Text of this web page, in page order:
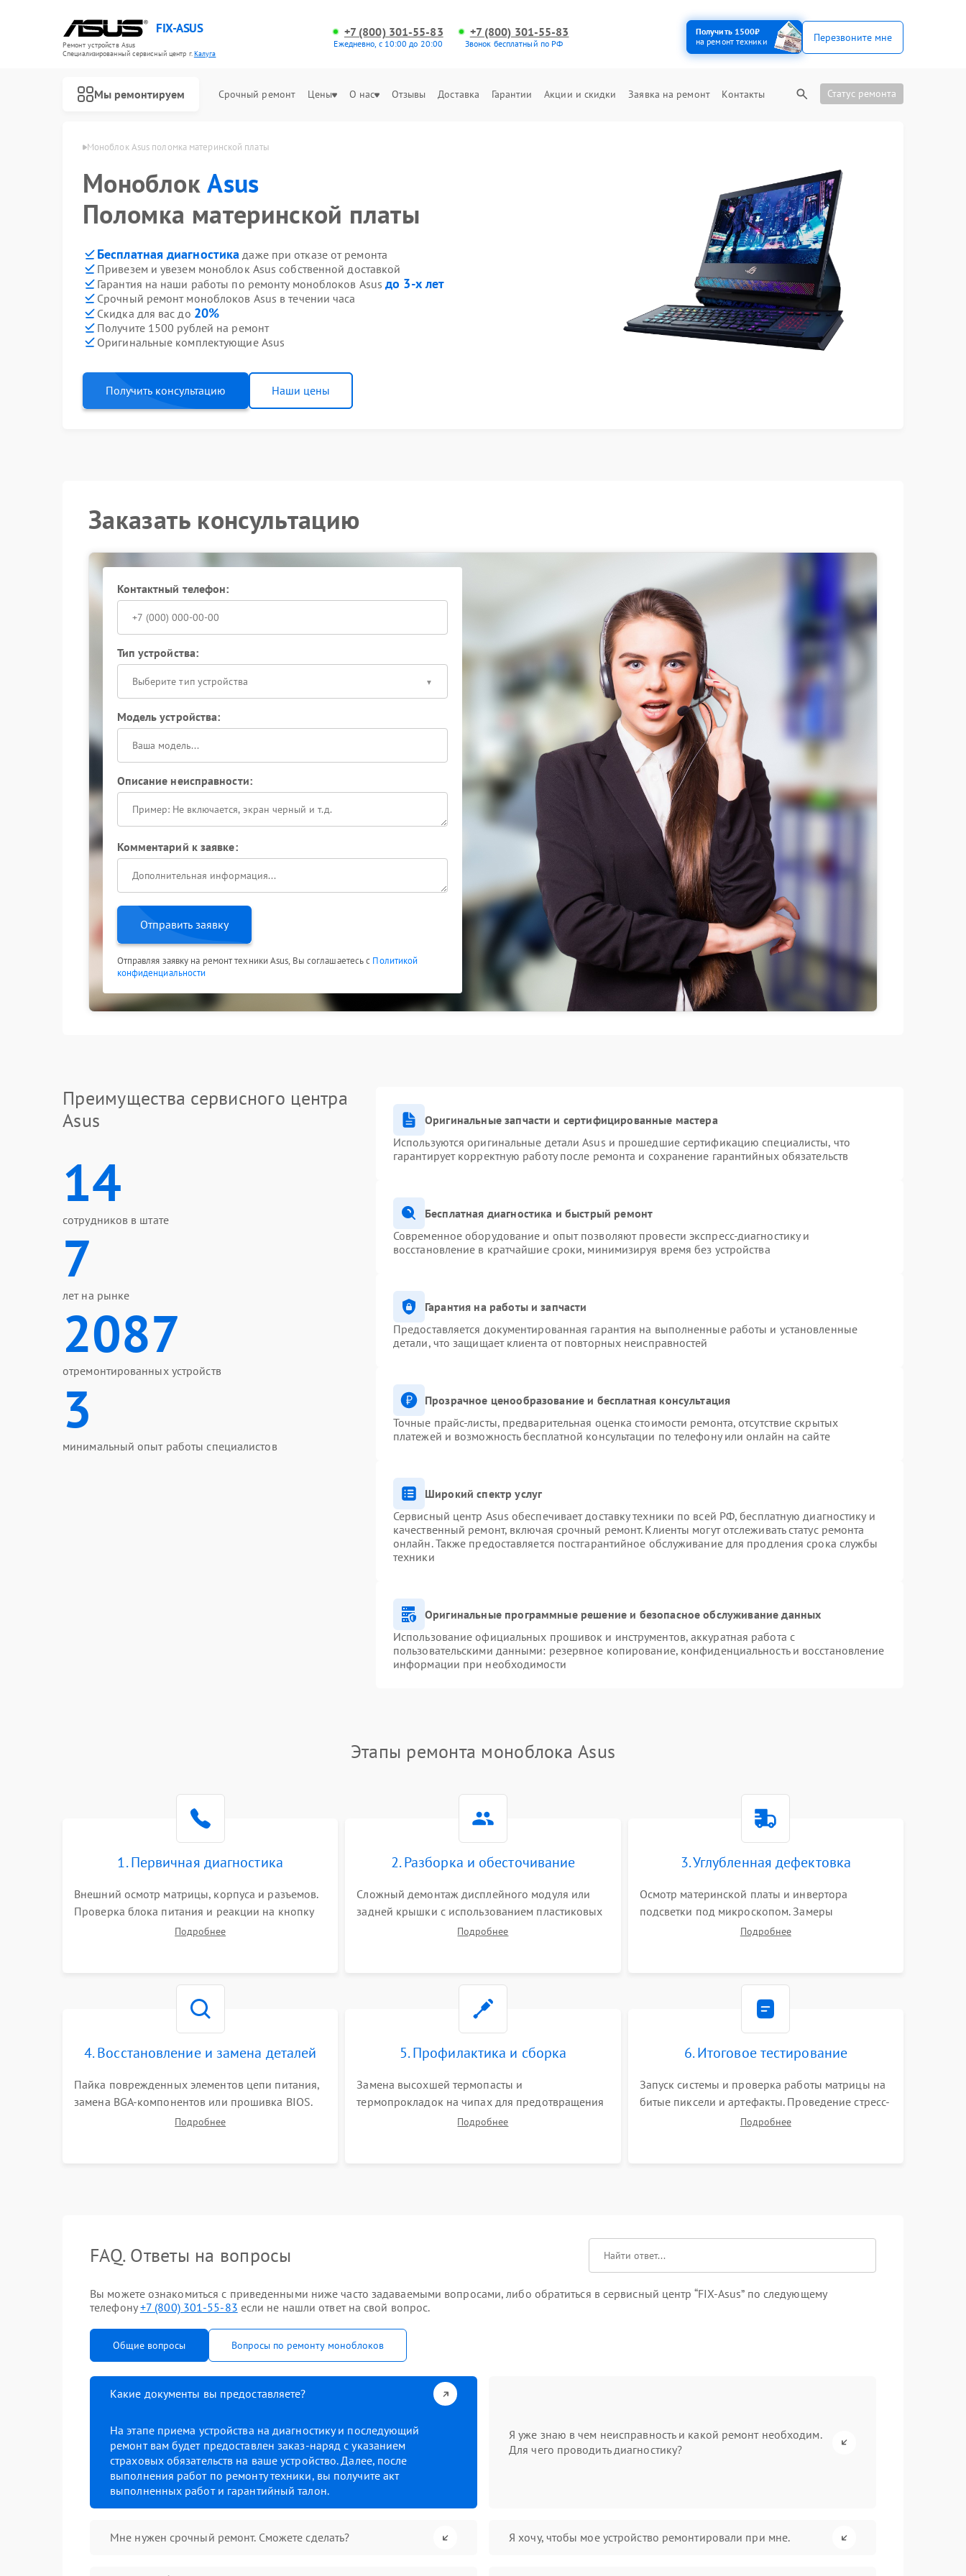
FIX-ASUS
Ремонт устройств Asus
Специализированный cервисный центр г.Калуга
+7 (800) 301-55-83
Ежедневно, с 10:00 до 20:00
+7 (800) 301-55-83
Звонок бесплатный по РФ
Получить 1500₽
на ремонт техники
Перезвоните мне
Мы ремонтируем Срочный ремонт Цены О нас Отзывы Доставка Гарантии Акции и скидки Заявка на ремонт Контакты Статус ремонта
Моноблок Asus поломка материнской платы
МоноблокAsus
Поломка материнской платы
Бесплатная диагностика даже при отказе от ремонта
Привезем и увезем моноблок Asus собственной доставкой
Гарантия на наши работы по ремонту моноблоков Asusдо 3-х лет
Срочный ремонт моноблоков Asus в течении часа
Скидка для вас до 20%
Получите 1500 рублей на ремонт
Оригинальные комплектующие Asus
Получить консультацию Наши цены
Заказать консультацию
Контактный телефон:
Тип устройства:
Выберите тип устройства
Модель устройства:
Описание неисправности:
Комментарий к заявке:
Отправить заявку
Отправляя заявку на ремонт техники Asus, Вы соглашаетесь с Политикой
конфиденциальности
Преимущества сервисного центра
Asus
14
сотрудников в штате
7
лет на рынке
2087
отремонтированных устройств
3
минимальный опыт работы специалистов
Оригинальные запчасти и сертифицированные мастера
Используются оригинальные детали Asus и прошедшие сертификацию специалисты, что
гарантирует корректную работу после ремонта и сохранение гарантийных обязательств
Бесплатная диагностика и быстрый ремонт
Современное оборудование и опыт позволяют провести экспресс-диагностику и
восстановление в кратчайшие сроки, минимизируя время без устройства
Гарантия на работы и запчасти
Предоставляется документированная гарантия на выполненные работы и установленные
детали, что защищает клиента от повторных неисправностей
Прозрачное ценообразование и бесплатная консультация
Точные прайс-листы, предварительная оценка стоимости ремонта, отсутствие скрытых
платежей и возможность бесплатной консультации по телефону или онлайн на сайте
Широкий спектр услуг
Сервисный центр Asus обеспечивает доставку техники по всей РФ, бесплатную диагностику и
качественный ремонт, включая срочный ремонт. Клиенты могут отслеживать статус ремонта
онлайн. Также предоставляется постгарантийное обслуживание для продления срока службы
техники
Оригинальные программные решение и безопасное обслуживание данных
Использование официальных прошивок и инструментов, аккуратная работа с
пользовательскими данными: резервное копирование, конфиденциальность и восстановление
информации при необходимости
Этапы ремонта моноблока Asus
1. Первичная диагностика
Внешний осмотр матрицы, корпуса и разъемов.
Проверка блока питания и реакции на кнопку
включения. Оценка изображения, звука и
Подробнее
2. Разборка и обесточивание
Сложный демонтаж дисплейного модуля или
задней крышки с использованием пластиковых
лопаток. Обязательное отключение шлейфов
Подробнее
3. Углубленная дефектовка
Осмотр материнской платы и инвертора
подсветки под микроскопом. Замеры
напряжений в цепях питания процессора и
Подробнее
4. Восстановление и замена деталей
Пайка поврежденных элементов цепи питания,
замена BGA-компонентов или прошивка BIOS.
Ремонт подсветки матрицы, замена
Подробнее
5. Профилактика и сборка
Замена высохшей термопасты и
термопрокладок на чипах для предотвращения
перегрева. Аккуратная укладка кабелей,
Подробнее
6. Итоговое тестирование
Запуск системы и проверка работы матрицы на
битые пиксели и артефакты. Проведение стресс-
тестов для оценки эффективности охлаждения.
Подробнее
FAQ. Ответы на вопросы
Вы можете ознакомиться с приведенными ниже часто задаваемыми вопросами, либо обратиться в сервисный центр “FIX-Asus” по следующему
телефону+7 (800) 301-55-83 если не нашли ответ на свой вопрос.
Общие вопросы Вопросы по ремонту моноблоков
Какие документы вы предоставляете?
На этапе приема устройства на диагностику и последующий
ремонт вам будет предоставлен заказ-наряд с указанием
страховых обязательств на ваше устройство. Далее, после
выполнения работ по ремонту техники, вы получите акт
выполненных работ и гарантийный талон.
Я уже знаю в чем неисправность и какой ремонт необходим.
Для чего проводить диагностику?
Мне нужен срочный ремонт. Сможете сделать? Я хочу, чтобы мое устройство ремонтировали при мне.